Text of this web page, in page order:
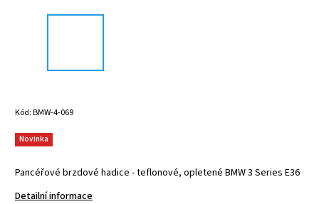
Kód:BMW-4-069
Pancéřové brzdové hadice - teflonové, opletené BMW 3 Series E36
Detailní informace
Novinka